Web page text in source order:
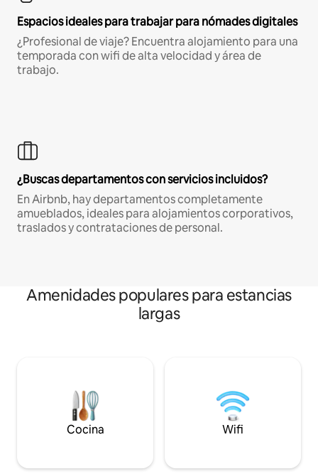
Espacios ideales para trabajar para nómades digitales
¿Profesional de viaje? Encuentra alojamiento para una
temporada con wifi de alta velocidad y área de
trabajo.
¿Buscas departamentos con servicios incluidos?
En Airbnb, hay departamentos completamente
amueblados, ideales para alojamientos corporativos,
traslados y contrataciones de personal.
Amenidades populares para estancias
largas
Cocina Wifi